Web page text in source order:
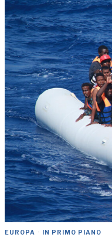
EUROPA · IN PRIMO PIANO